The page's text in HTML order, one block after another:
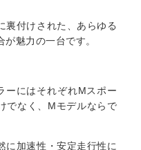
裏付けされた、あらゆる
魅力の一台です。
ーにはそれぞれMスポー
でなく、Mモデルならで
に加速性・安定走行性に